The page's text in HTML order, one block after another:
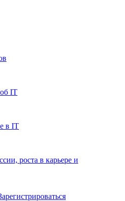
IT
в IT
роста в карьере и